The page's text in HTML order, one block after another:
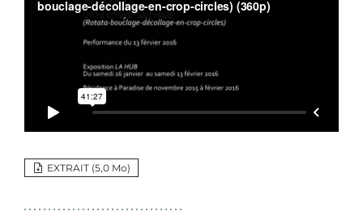
EXTRAIT (5,0 Mo)